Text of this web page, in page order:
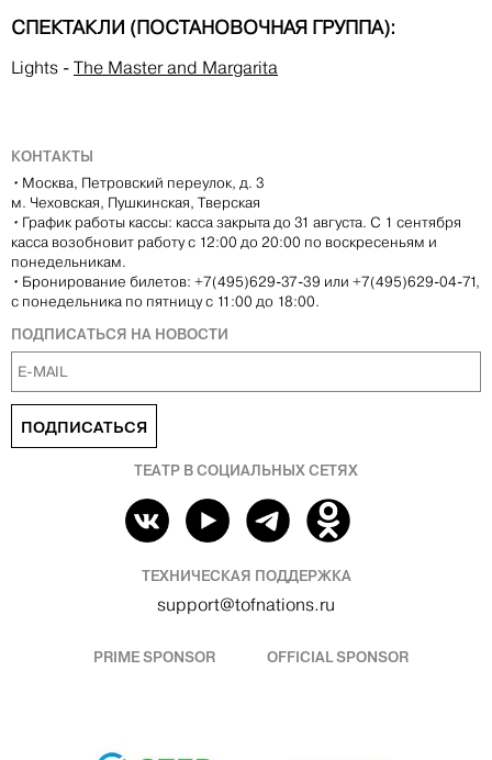
СПЕКТАКЛИ (ПОСТАНОВОЧНАЯ ГРУППА):
Lights - The Master and Margarita
КОНТАКТЫ
• Москва, Петровский переулок, д. 3
м. Чеховская, Пушкинская, Тверская
• График работы кассы: касса закрыта до 31 августа. С 1 сентября
касса возобновит работу с 12:00 до 20:00 по воскресеньям и
понедельникам.
• Бронирование билетов: +7(495)629-37-39 или +7(495)629-04-71,
с понедельника по пятницу с 11:00 до 18:00.
ПОДПИСАТЬСЯ НА НОВОСТИ
ПОДПИСАТЬСЯ
ТЕАТР В СОЦИАЛЬНЫХ СЕТЯХ
ТЕХНИЧЕСКАЯ ПОДДЕРЖКА
support@tofnations.ru
PRIME SPONSOR OFFICIAL SPONSOR